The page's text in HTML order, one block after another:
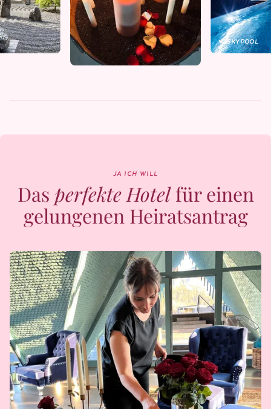
SKYPOOL
JA ICH WILL
Das perfekte Hotelfür einen
gelungenen Heiratsantrag